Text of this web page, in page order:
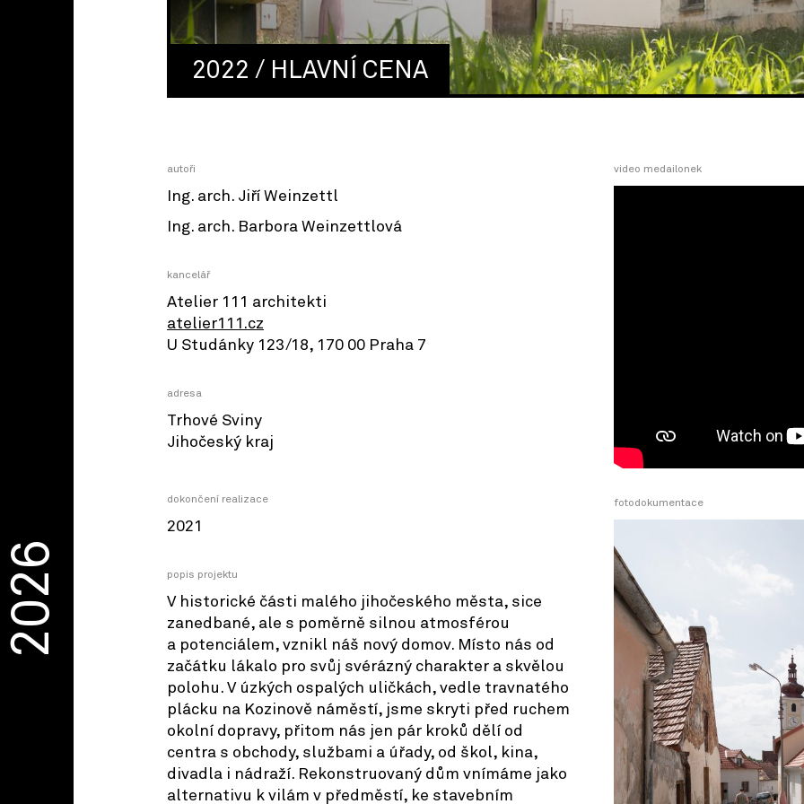
2022 / HLAVNÍ CENA
autoři
Ing. arch. Jiří Weinzettl
Ing. arch. Barbora Weinzettlová
kancelář
Atelier 111 architekti
atelier111.cz
U Studánky 123/18, 170 00 Praha 7
adresa
Trhové Sviny
Jihočeský kraj
dokončení realizace
2021
popis projektu
V historické části malého jihočeského města, sice
zanedbané, ale s poměrně silnou atmosférou
a potenciálem, vznikl náš nový domov. Místo nás od
začátku lákalo pro svůj svérázný charakter a skvělou
polohu. V úzkých ospalých uličkách, vedle travnatého
plácku na Kozinově náměstí, jsme skryti před ruchem
okolní dopravy, přitom nás jen pár kroků dělí od
centra s obchody, službami a úřady, od škol, kina,
divadla i nádraží. Rekonstruovaný dům vnímáme jako
alternativu k vilám v předměstí, ke stavebním
video medailonek
fotodokumentace
2026